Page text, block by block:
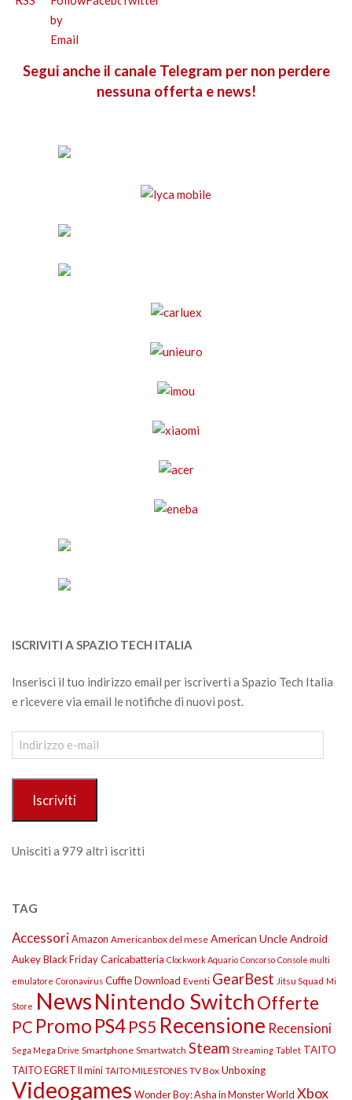
Segui anche il canale Telegram per non perdere
nessuna offerta e news!
ISCRIVITI A SPAZIO TECH ITALIA
Inserisci il tuo indirizzo email per iscriverti a Spazio Tech Italia
e ricevere via email le notifiche di nuovi post.
Indirizzo
e-
Iscriviti
Unisciti a 979 altri iscritti
TAG
AccessoriAmazon Americanbox del mese American UncleAndroid
AukeyBlack FridayCaricabatteria Clockwork Aquario Concorso Console multi
emulatore Coronavirus CuffieDownload Eventi GearBest Jitsu Squad Mi
Store NewsNintendo SwitchOfferte
PC Promo PS4PS5 Recensione Recensioni
Sega Mega Drive Smartphone Smartwatch Steam Streaming Tablet TAITO
TAITO EGRET II mini TAITO MILESTONES TV Box Unboxing
Videogames Wonder Boy: Asha in Monster World Xbox